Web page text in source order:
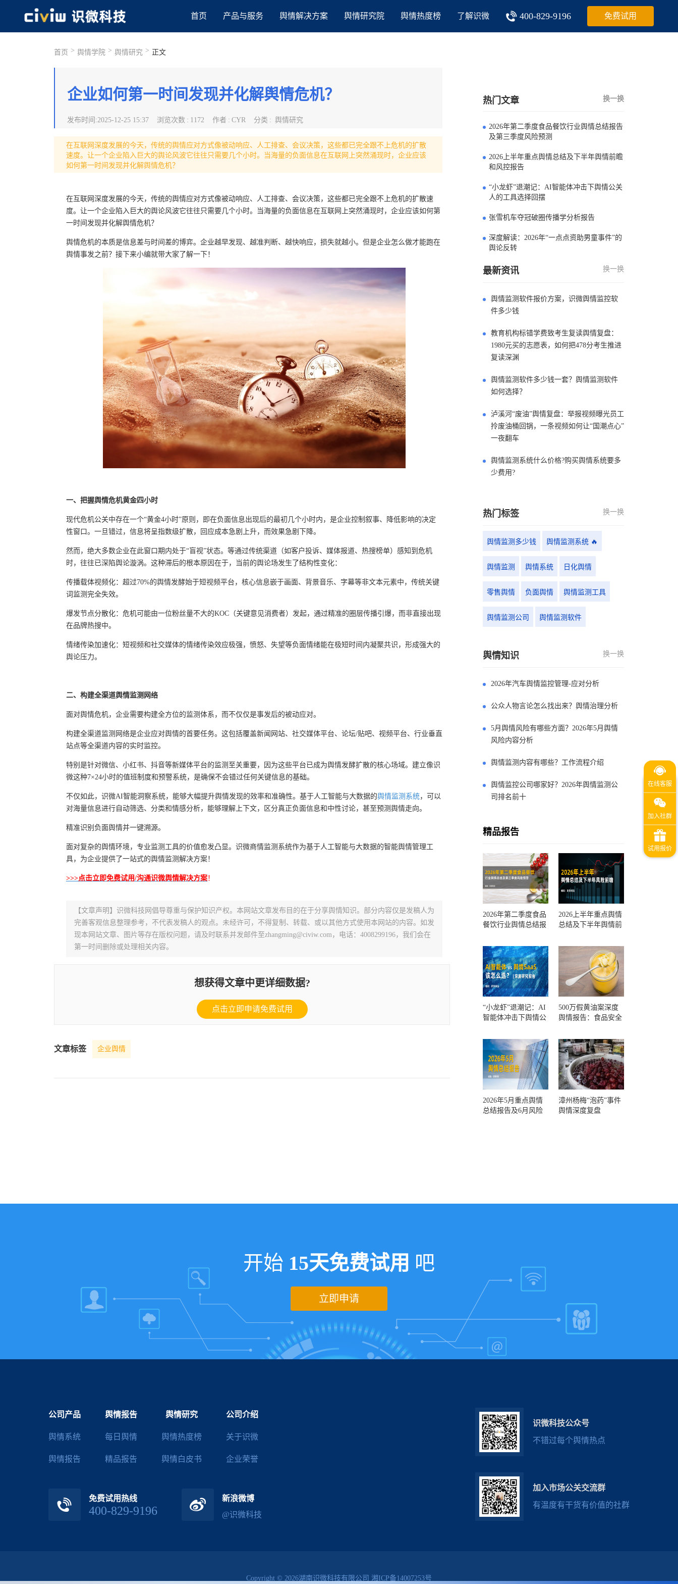
首页 产品与服务 舆情解决方案 舆情研究院 舆情热度榜 了解识微 400-829-9196 免费试用
首页 > 舆情学院 > 舆情研究 > 正文
企业如何第一时间发现并化解舆情危机？
发布时间 :2025-12-25 15:37 浏览次数 : 1172 作者 : CYR 分类 : 舆情研究
在互联网深度发展的今天，传统的舆情应对方式像被动响应、人工排查、会议决策，这些都已完全跟不上危机的扩散
速度。让一个企业陷入巨大的舆论风波它往往只需要几个小时。当海量的负面信息在互联网上突然涌现时，企业应该
如何第一时间发现并化解舆情危机？
在互联网深度发展的今天，传统的舆情应对方式像被动响应、人工排查、会议决策，这些都已完全跟不上危机的扩散速
度。让一个企业陷入巨大的舆论风波它往往只需要几个小时。当海量的负面信息在互联网上突然涌现时，企业应该如何第
一时间发现并化解舆情危机？
舆情危机的本质是信息差与时间差的博弈。企业越早发现、越准判断、越快响应，损失就越小。但是企业怎么做才能跑在
舆情事发之前？接下来小编就带大家了解一下！
一、把握舆情危机黄金四小时
现代危机公关中存在一个“黄金4小时”原则，即在负面信息出现后的最初几个小时内，是企业控制叙事、降低影响的决定
性窗口。一旦错过，信息将呈指数级扩散，回应成本急剧上升，而效果急剧下降。
然而，绝大多数企业在此窗口期内处于“盲视”状态。等通过传统渠道（如客户投诉、媒体报道、热搜榜单）感知到危机
时，往往已深陷舆论漩涡。这种滞后的根本原因在于，当前的舆论场发生了结构性变化：
传播载体视频化：超过70%的舆情发酵始于短视频平台，核心信息嵌于画面、背景音乐、字幕等非文本元素中，传统关键
词监测完全失效。
爆发节点分散化：危机可能由一位粉丝量不大的KOC（关键意见消费者）发起，通过精准的圈层传播引爆，而非直接出现
在品牌热搜中。
情绪传染加速化：短视频和社交媒体的情绪传染效应极强，愤怒、失望等负面情绪能在极短时间内凝聚共识，形成强大的
舆论压力。
二、构建全渠道舆情监测网络
面对舆情危机，企业需要构建全方位的监测体系，而不仅仅是事发后的被动应对。
构建全渠道监测网络是企业应对舆情的首要任务。这包括覆盖新闻网站、社交媒体平台、论坛/贴吧、视频平台、行业垂直
站点等全渠道内容的实时监控。
特别是针对微信、小红书、抖音等新媒体平台的监测至关重要，因为这些平台已成为舆情发酵扩散的核心场域。建立像识
微这种7×24小时的值班制度和预警系统，是确保不会错过任何关键信息的基础。
不仅如此，识微AI智能洞察系统，能够大幅提升舆情发现的效率和准确性。基于人工智能与大数据的舆情监测系统，可以
对海量信息进行自动筛选、分类和情感分析，能够理解上下文，区分真正负面信息和中性讨论，甚至预测舆情走向。
精准识别负面舆情并一键溯源。
面对复杂的舆情环境，专业监测工具的价值愈发凸显。识微商情监测系统作为基于人工智能与大数据的智能舆情管理工
具，为企业提供了一站式的舆情监测解决方案！
>>>点击立即免费试用/沟通识微舆情解决方案！
【文章声明】识微科技网倡导尊重与保护知识产权。本网站文章发布目的在于分享舆情知识。部分内容仅是发稿人为
完善客观信息整理参考，不代表发稿人的观点。未经许可，不得复制、转载、或以其他方式使用本网站的内容。如发
现本网站文章、图片等存在版权问题，请及时联系并发邮件至zhangming@civiw.com，电话：4008299196，我们会在
第一时间删除或处理相关内容。
想获得文章中更详细数据?
点击立即申请免费试用
文章标签 企业舆情
热门文章 换一换
2026年第二季度食品餐饮行业舆情总结报告
及第三季度风险预测
2026上半年重点舆情总结及下半年舆情前瞻
和风控报告
“小龙虾”退潮记：AI智能体冲击下舆情公关
人的工具选择回摆
张雪机车夺冠破圈传播学分析报告
深度解读：2026年“一点点资助男童事件”的
舆论反转
最新资讯 换一换
舆情监测软件报价方案，识微舆情监控软
件多少钱
教育机构标错学费致考生复读舆情复盘：
1980元买的志愿表，如何把478分考生推进
复读深渊
舆情监测软件多少钱一套？舆情监测软件
如何选择？
泸溪河“废油”舆情复盘：举报视频曝光员工
拎废油桶回锅，一条视频如何让“国潮点心”
一夜翻车
舆情监测系统什么价格?购买舆情系统要多
少费用?
热门标签 换一换
舆情监测多少钱 舆情监测系统 🔥
舆情监测 舆情系统 日化舆情
零售舆情 负面舆情 舆情监测工具
舆情监测公司 舆情监测软件
舆情知识 换一换
2026年汽车舆情监控管理-应对分析
公众人物言论怎么找出来？舆情治理分析
5月舆情风险有哪些方面？2026年5月舆情
风险内容分析
舆情监测内容有哪些？工作流程介绍
舆情监控公司哪家好？2026年舆情监测公
司排名前十
精品报告
2026年第二季度食品
餐饮行业舆情总结报
测
2026上半年重点舆情
总结及下半年舆情前
“小龙虾”退潮记：AI
智能体冲击下舆情公
500万假黄油案深度
舆情报告：食品安全
一环？
2026年5月重点舆情
总结报告及6月风险
漳州杨梅“泡药”事件
舆情深度复盘
开始 15天免费试用 吧
立即申请
公司产品
舆情系统
舆情报告
舆情报告
每日舆情
精品报告
舆情研究
舆情热度榜
舆情白皮书
公司介绍
关于识微
企业荣誉
免费试用热线
400-829-9196
新浪微博
@识微科技
识微科技公众号
不错过每个舆情热点
加入市场公关交流群
有温度有干货有价值的社群
Copyright © 2026湖南识微科技有限公司 湘ICP备14007253号